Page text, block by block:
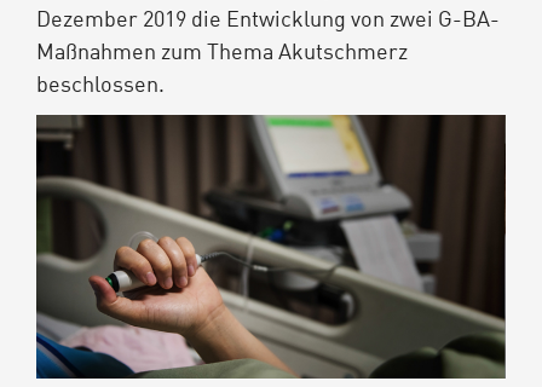
Dezember 2019 die Entwicklung von zwei G-BA-
Maßnahmen zum Thema Akutschmerz
beschlossen.